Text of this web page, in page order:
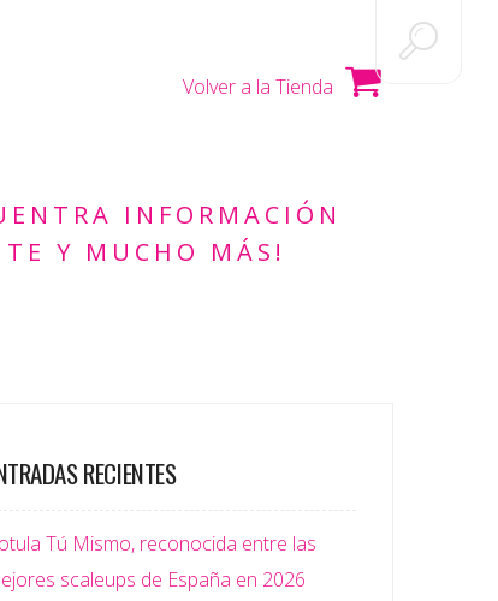
INFORMACIÓN
Y MUCHO MÁS!
Volver a la Tienda
RECIENTES
Tú Mismo, reconocida entre las
scaleups de España en 2026